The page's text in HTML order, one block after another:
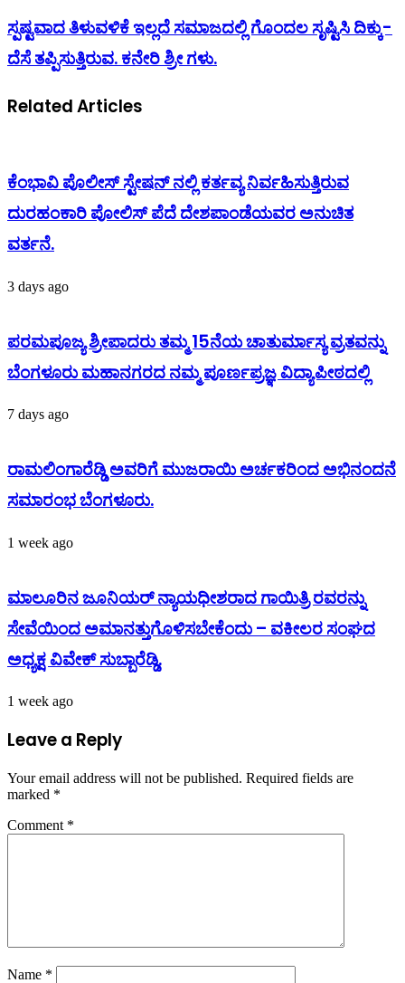
ಸ್ಪಷ್ಟವಾದ ತಿಳುವಳಿಕೆ ಇಲ್ಲದೆ ಸಮಾಜದಲ್ಲಿ ಗೊಂದಲ ಸೃಷ್ಟಿಸಿ ದಿಕ್ಕು-
ದೆಸೆ ತಪ್ಪಿಸುತ್ತಿರುವ. ಕನೇರಿ ಶ್ರೀ ಗಳು.
Related Articles
ಕೆಂಭಾವಿ ಪೊಲೀಸ್ ಸ್ಟೇಷನ್ ನಲ್ಲಿ ಕರ್ತವ್ಯ ನಿರ್ವಹಿಸುತ್ತಿರುವ
ದುರಹಂಕಾರಿ ಪೋಲಿಸ್ ಪೆದೆ ದೇಶಪಾಂಡೆಯವರ ಅನುಚಿತ
ವರ್ತನೆ.
3 days ago
ಪರಮಪೂಜ್ಯ ಶ್ರೀಪಾದರು ತಮ್ಮ 15ನೆಯ ಚಾತುರ್ಮಾಸ್ಯ ವ್ರತವನ್ನು
ಬೆಂಗಳೂರು ಮಹಾನಗರದ ನಮ್ಮ ಪೂರ್ಣಪ್ರಜ್ಞ ವಿದ್ಯಾಪೀಠದಲ್ಲಿ
7 days ago
ರಾಮಲಿಂಗಾರೆಡ್ಡಿ ಅವರಿಗೆ ಮುಜರಾಯಿ ಅರ್ಚಕರಿಂದ ಅಭಿನಂದನೆ
ಸಮಾರಂಭ ಬೆಂಗಳೂರು.
1 week ago
ಮಾಲೂರಿನ ಜೂನಿಯರ್ ನ್ಯಾಯಧೀಶರಾದ ಗಾಯಿತ್ರಿ ರವರನ್ನು
ಸೇವೆಯಿಂದ ಅಮಾನತ್ತುಗೊಳಿಸಬೇಕೆಂದು – ವಕೀಲರ ಸಂಘದ
ಅಧ್ಯಕ್ಷ ವಿವೇಕ್ ಸುಬ್ಬಾರೆಡ್ಡಿ.
1 week ago
Leave a Reply
Your email address will not be published. Required fields are
marked *
Comment *
Name *